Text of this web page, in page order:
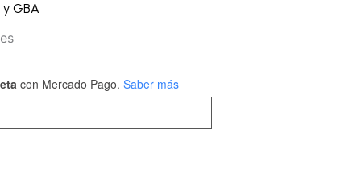
GBA
con Mercado Pago. Saber más